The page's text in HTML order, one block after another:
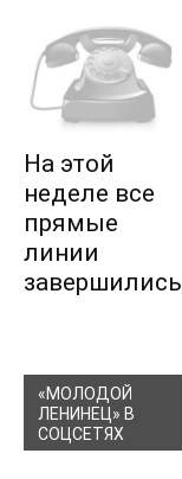
На этой
неделе все
прямые
линии
завершились
«МОЛОДОЙ
ЛЕНИНЕЦ» В
СОЦСЕТЯХ